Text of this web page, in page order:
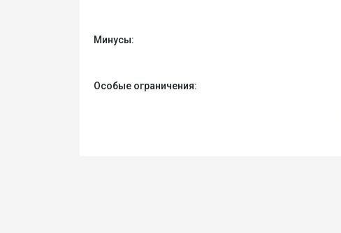
Минусы:
Особые ограничения: